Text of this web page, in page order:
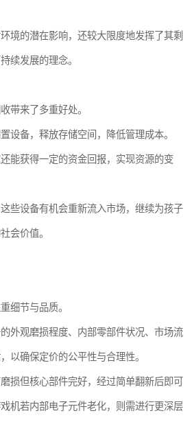
境的潜在影响，还较大限度地发挥了其剩
续发展的理念。
带来了多重好处。
设备，释放存储空间，降低管理成本。
能获得一定的资金回报，实现资源的变
些设备有机会重新流入市场，继续为孩子
会价值。
细节与品质。
外观磨损程度、内部零部件状况、市场流
以确保定价的公平性与合理性。
损但核心部件完好，经过简单翻新后即可
机若内部电子元件老化，则需进行更深层